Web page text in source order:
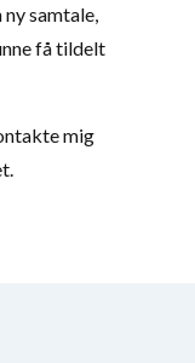
samtale,
få tildelt
mig